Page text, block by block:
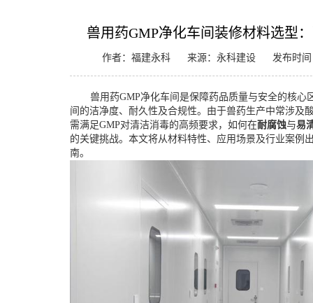
兽用药GMP净化车间装修材料选型
作者：福建永科 来源：永科建设 发布时间
兽用药GMP净化车间是保障药品质量与安全的核心
间的洁净度、耐久性及合规性。由于兽药生产中常涉及
需满足GMP对清洁消毒的高频要求，如何在耐腐蚀与易
的关键挑战。本文将从材料特性、应用场景及行业案例
南。